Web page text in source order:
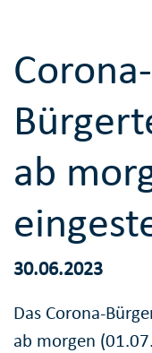
Corona-
ab
30.06.2023
Das Corona-
ab morgen